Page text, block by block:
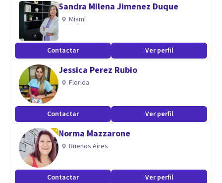
Sandra Milena Jimenez Duque
Miami
Contactar Ver perfil
Jessica Perez Rubio
Florida
Contactar Ver perfil
Norma Mazzarone
Buenos Aires
Contactar Ver perfil